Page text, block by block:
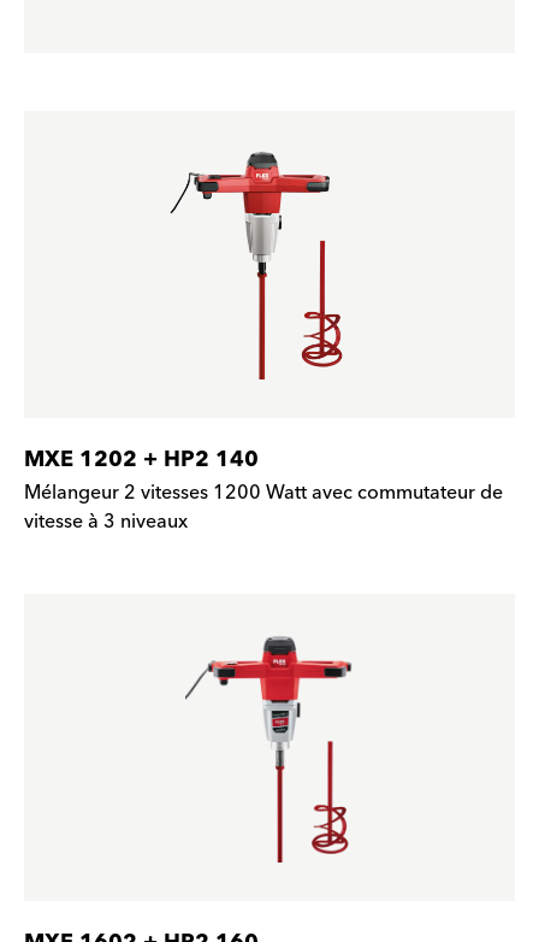
MXE 1202 + HP2 140
Mélangeur 2 vitesses 1200 Watt avec commutateur de
vitesse à 3 niveaux